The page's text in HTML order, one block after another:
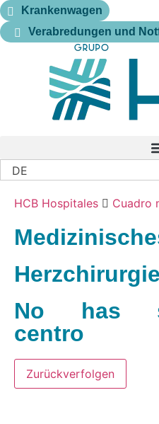
Krankenwagen
Verabredungen und
DE
HCB Hospitales Cuadro
Herzchirurgie
No has
centro
Zurückverfolgen